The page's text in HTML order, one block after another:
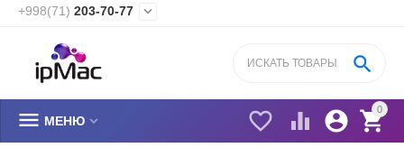
+998(71) 203-70-77 
0


 

 МЕНЮ 